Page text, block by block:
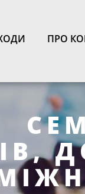
ПРО